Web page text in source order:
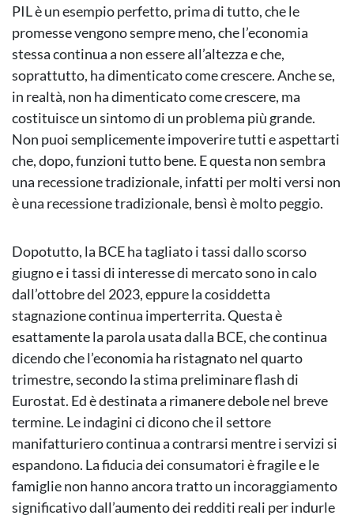
PIL è un esempio perfetto, prima di tutto, che le
promesse vengono sempre meno, che l’economia
stessa continua a non essere all’altezza e che,
soprattutto, ha dimenticato come crescere. Anche se,
in realtà, non ha dimenticato come crescere, ma
costituisce un sintomo di un problema più grande.
Non puoi semplicemente impoverire tutti e aspettarti
che, dopo, funzioni tutto bene. E questa non sembra
una recessione tradizionale, infatti per molti versi non
è una recessione tradizionale, bensì è molto peggio.
Dopotutto, la BCE ha tagliato i tassi dallo scorso
giugno e i tassi di interesse di mercato sono in calo
dall’ottobre del 2023, eppure la cosiddetta
stagnazione continua imperterrita. Questa è
esattamente la parola usata dalla BCE, che continua
dicendo che l’economia ha ristagnato nel quarto
trimestre, secondo la stima preliminare flash di
Eurostat. Ed è destinata a rimanere debole nel breve
termine. Le indagini ci dicono che il settore
manifatturiero continua a contrarsi mentre i servizi si
espandono. La fiducia dei consumatori è fragile e le
famiglie non hanno ancora tratto un incoraggiamento
significativo dall’aumento dei redditi reali per indurle